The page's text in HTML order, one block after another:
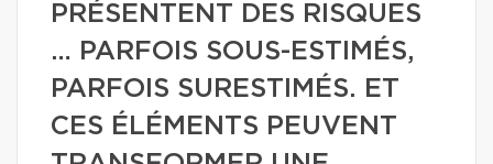
PRÉSENTENT DES RISQUES
… PARFOIS SOUS-ESTIMÉS,
PARFOIS SURESTIMÉS. ET
CES ÉLÉMENTS PEUVENT